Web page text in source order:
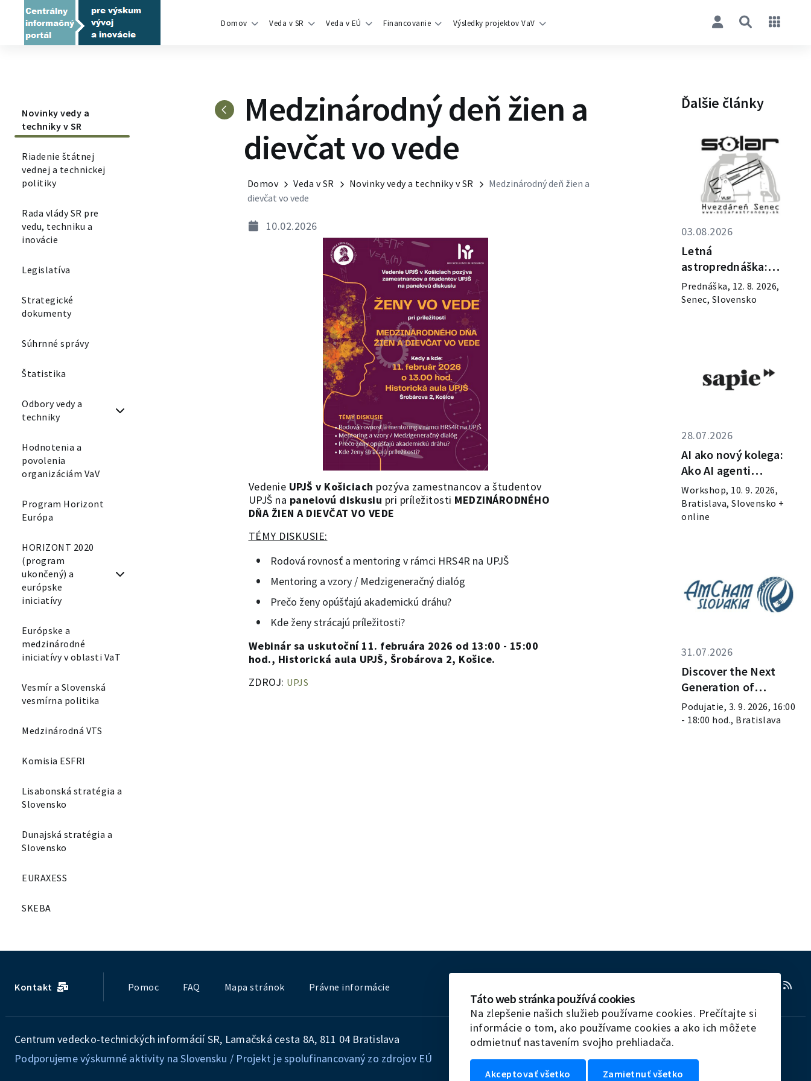
Domov Veda v SR Veda v EÚ Financovanie Výsledky projektov VaV
Novinky vedy a
techniky v SR
Riadenie štátnej
vednej a technickej
politiky
Rada vlády SR pre
vedu, techniku a
inovácie
Legislatíva
Strategické
dokumenty
Súhrnné správy
Štatistika
Odbory vedy a
techniky
Hodnotenia a
povolenia
organizáciám VaV
Program Horizont
Európa
HORIZONT 2020
(program
ukončený) a
európske
iniciatívy
Európske a
medzinárodné
iniciatívy v oblasti VaT
Vesmír a Slovenská
vesmírna politika
Medzinárodná VTS
Komisia ESFRI
Lisabonská stratégia a
Slovensko
Dunajská stratégia a
Slovensko
EURAXESS
SKEBA
Medzinárodný deň žien a
dievčat vo vede
Domov Veda v SR Novinky vedy a techniky v SR
Medzinárodný deň žien a
dievčat vo vede
10.02.2026
Vedenie UPJŠ v Košiciach pozýva zamestnancov a študentov
UPJŠ na panelovú diskusiu pri príležitosti MEDZINÁRODNÉHO
DŇA ŽIEN A DIEVČAT VO VEDE
TÉMY DISKUSIE:
Rodová rovnosť a mentoring v rámci HRS4R na UPJŠ
Mentoring a vzory / Medzigeneračný dialóg
Prečo ženy opúšťajú akademickú dráhu?
Kde ženy strácajú príležitosti?
Webinár sa uskutoční 11. februára 2026 od 13:00 - 15:00
hod., Historická aula UPJŠ, Šrobárova 2, Košice.
ZDROJ: UPJS
Ďalšie články
03.08.2026
Letná
astroprednáška:
Novinky z CERN-u
Prednáška, 12. 8. 2026,
Senec, Slovensko
28.07.2026
AI ako nový kolega:
Ako AI agenti
zásadne menia
zákaznícku aj
zamestnaneckú
Workshop, 10. 9. 2026,
Bratislava, Slovensko +
online
31.07.2026
Discover the Next
Generation of
Innovators - Objavte
novú generáciu
Podujatie, 3. 9. 2026, 16:00
- 18:00 hod., Bratislava
Kontakt Pomoc FAQ Mapa stránok Právne informácie
Centrum vedecko-technických informácií SR, Lamačská cesta 8A, 811 04 Bratislava
Podporujeme výskumné aktivity na Slovensku / Projekt je spolufinancovaný zo zdrojov EÚ
Táto web stránka používá cookies
Na zlepšenie našich služieb používame cookies. Prečítajte si
informácie o tom, ako používame cookies a ako ich môžete
odmietnuť nastavením svojho prehliadača.
Akceptovať všetko Zamietnuť všetko